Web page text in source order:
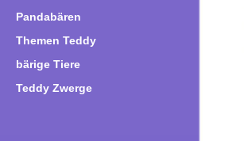
Pandabären
Themen Teddy
bärige Tiere
Teddy Zwerge